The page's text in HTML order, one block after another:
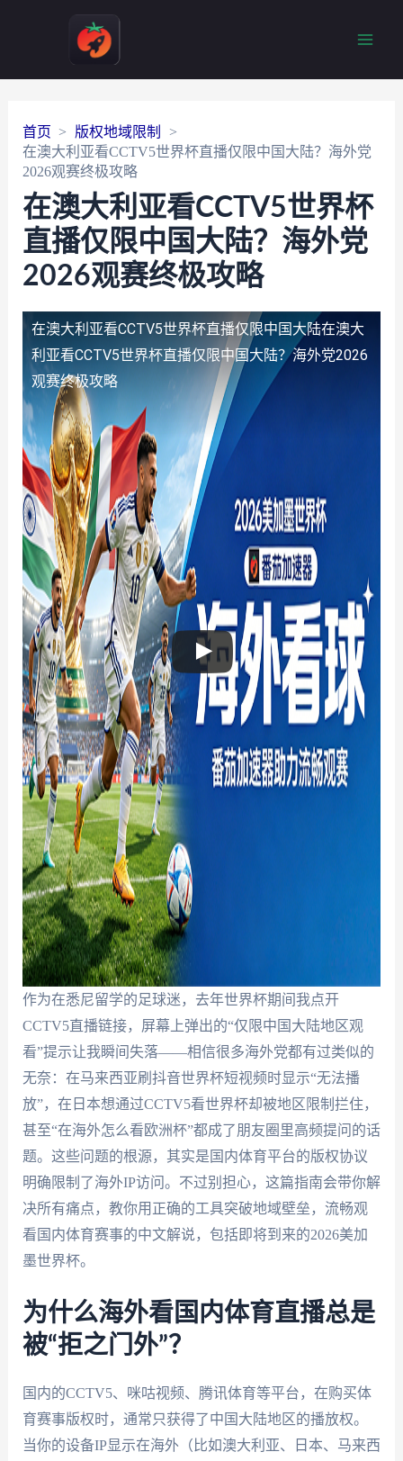
首页
版权地域限制
在澳大利亚看CCTV5世界杯直播仅限中国大陆？海外党
2026观赛终极攻略
在澳大利亚看CCTV5世界杯
直播仅限中国大陆？海外党
2026观赛终极攻略
在澳大利亚看CCTV5世界杯直播仅限中国大陆在澳大
利亚看CCTV5世界杯直播仅限中国大陆？海外党2026
观赛终极攻略
作为在悉尼留学的足球迷，去年世界杯期间我点开
CCTV5直播链接，屏幕上弹出的“仅限中国大陆地区观
看”提示让我瞬间失落——相信很多海外党都有过类似的
无奈：在马来西亚刷抖音世界杯短视频时显示“无法播
放”，在日本想通过CCTV5看世界杯却被地区限制拦住，
甚至“在海外怎么看欧洲杯”都成了朋友圈里高频提问的话
题。这些问题的根源，其实是国内体育平台的版权协议
明确限制了海外IP访问。不过别担心，这篇指南会带你解
决所有痛点，教你用正确的工具突破地域壁垒，流畅观
看国内体育赛事的中文解说，包括即将到来的2026美加
墨世界杯。
为什么海外看国内体育直播总是
被“拒之门外”？
国内的CCTV5、咪咕视频、腾讯体育等平台，在购买体
育赛事版权时，通常只获得了中国大陆地区的播放权。
当你的设备IP显示在海外（比如澳大利亚、日本、马来西